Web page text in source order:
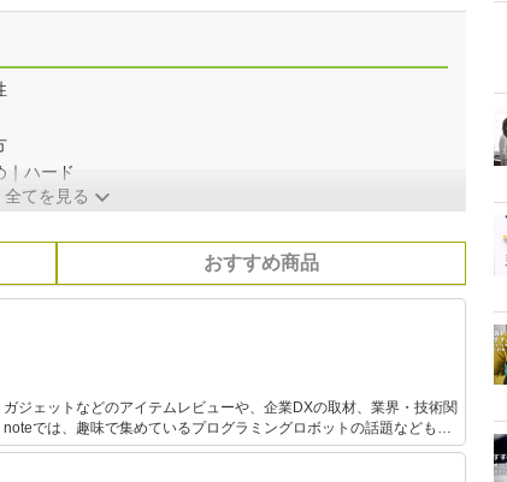
｜ハード
全てを見る
おすすめ商品
ジェットなどのアイテムレビューや、企業DXの取材、業界・技術関
性を考えるWEBマガジン『Zat's VR』運営。株式会社ウレルブン代